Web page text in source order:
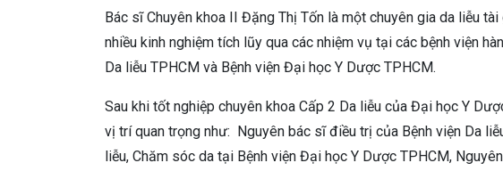
Bác sĩ Chuyên khoa II Đặng Thị Tốn là một chuyên gia da liễu
nhiều kinh nghiệm tích lũy qua các nhiệm vụ tại các bệnh viện
Da liễu TPHCM và Bệnh viện Đại học Y Dược TPHCM.
Sau khi tốt nghiệp chuyên khoa Cấp 2 Da liễu của Đại học Y
vị trí quan trọng như: Nguyên bác sĩ điều trị của Bệnh viện Da
liễu, Chăm sóc da tại Bệnh viện Đại học Y Dược TPHCM,